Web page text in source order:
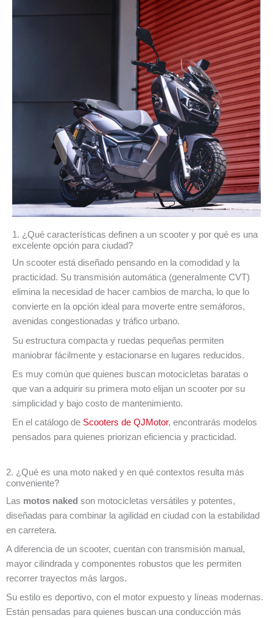
1. ¿Qué características definen a un scooter y por qué es una
excelente opción para ciudad?
Un scooter está diseñado pensando en la comodidad y la
practicidad. Su transmisión automática (generalmente CVT)
elimina la necesidad de hacer cambios de marcha, lo que lo
convierte en la opción ideal para moverte entre semáforos,
avenidas congestionadas y tráfico urbano.
Su estructura compacta y ruedas pequeñas permiten
maniobrar fácilmente y estacionarse en lugares reducidos.
Es muy común que quienes buscan motocicletas baratas o
que van a adquirir su primera moto elijan un scooter por su
simplicidad y bajo costo de mantenimiento.
En el catálogo de Scooters de QJMotor, encontrarás modelos
pensados para quienes priorizan eficiencia y practicidad.
2. ¿Qué es una moto naked y en qué contextos resulta más
conveniente?
Las motos naked son motocicletas versátiles y potentes,
diseñadas para combinar la agilidad en ciudad con la estabilidad
en carretera.
A diferencia de un scooter, cuentan con transmisión manual,
mayor cilindrada y componentes robustos que les permiten
recorrer trayectos más largos.
Su estilo es deportivo, con el motor expuesto y líneas modernas.
Están pensadas para quienes buscan una conducción más